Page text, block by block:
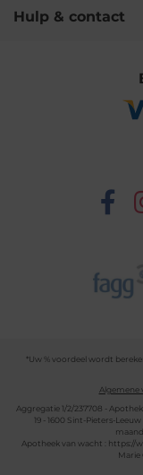
Hulp & contact
*Uw % voordeel wordt
Algemene
Aggregatie 1/2/237708 -
19 - 1600 Sint-Pieters-
Apotheek van wacht :
https://
Marie